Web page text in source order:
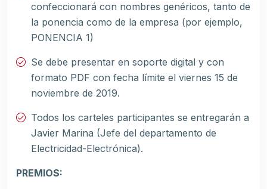
confeccionará con nombres genéricos, tanto de
la ponencia como de la empresa (por ejemplo,
PONENCIA 1)
Se debe presentar en soporte digital y con
formato PDF con fecha límite el viernes 15 de
noviembre de 2019.
Todos los carteles participantes se entregarán a
Javier Marina (Jefe del departamento de
Electricidad-Electrónica).
PREMIOS: